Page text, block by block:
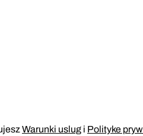
Warunki uslug i Polityke